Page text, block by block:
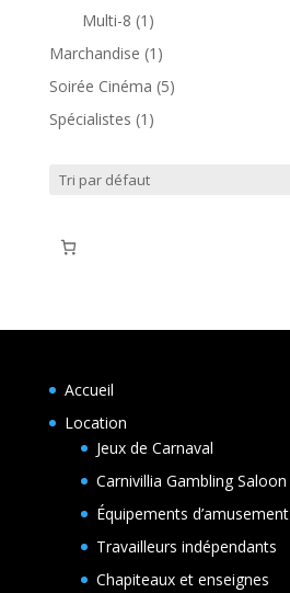
produit
Multi-8 1 1
produit
Marchandise 1 1
produit
Soirée Cinéma 55
Spécialistes 1 1
Accueil
Location
Jeux de Carnaval
Carnivillia Gambling Saloon
Équipements d’amusement
Travailleurs indépendants
Chapiteaux et enseignes